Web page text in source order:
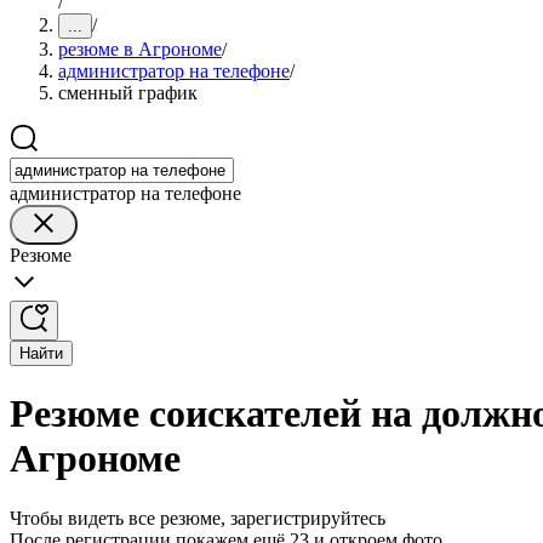
... /
резюме в Агрономе/
администратор на телефоне/
сменный график
администратор на телефоне
Резюме
Найти
Резюме соискателей на
Агрономе
Чтобы видеть все резюме, зарегистрируйтесь